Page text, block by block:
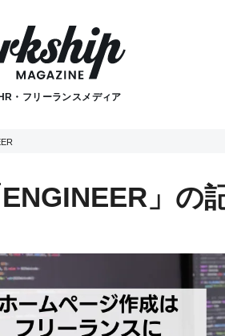
・フリーランスメディア
」の